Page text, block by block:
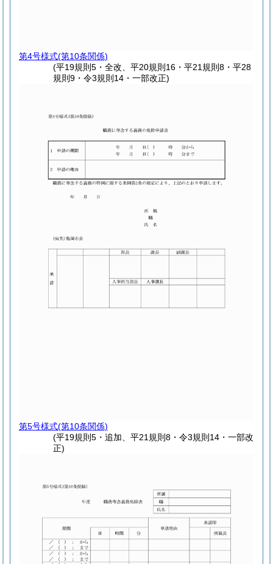
第4号様式(第10条関係)
(平19規則5・全改、平20規則16・平21規則8・平28
規則9・令3規則14・一部改正)
第5号様式(第10条関係)
(平19規則5・追加、平21規則8・令3規則14・一部改
正)